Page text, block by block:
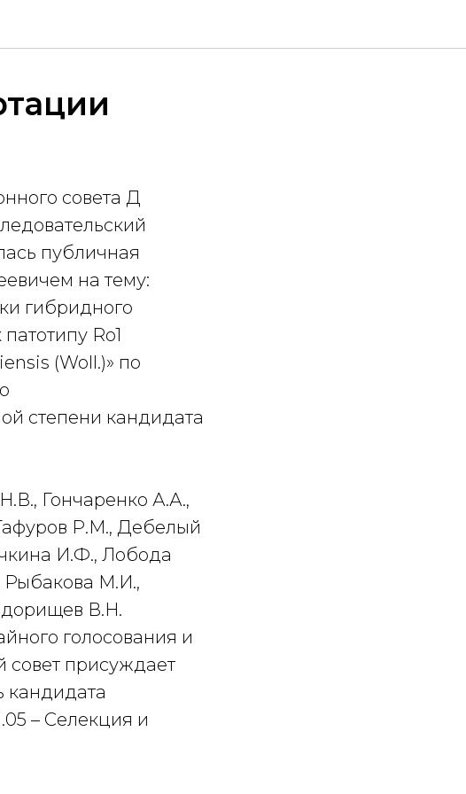
совета Д
публичная
на тему:
гибридного
Ro1
(Woll.)» по
степени кандидата
Гончаренко А.А.,
Р.М., Дебелый
И.Ф., Лобода
М.И.,
В.Н.
голосования и
совет присуждает
– Селекция и